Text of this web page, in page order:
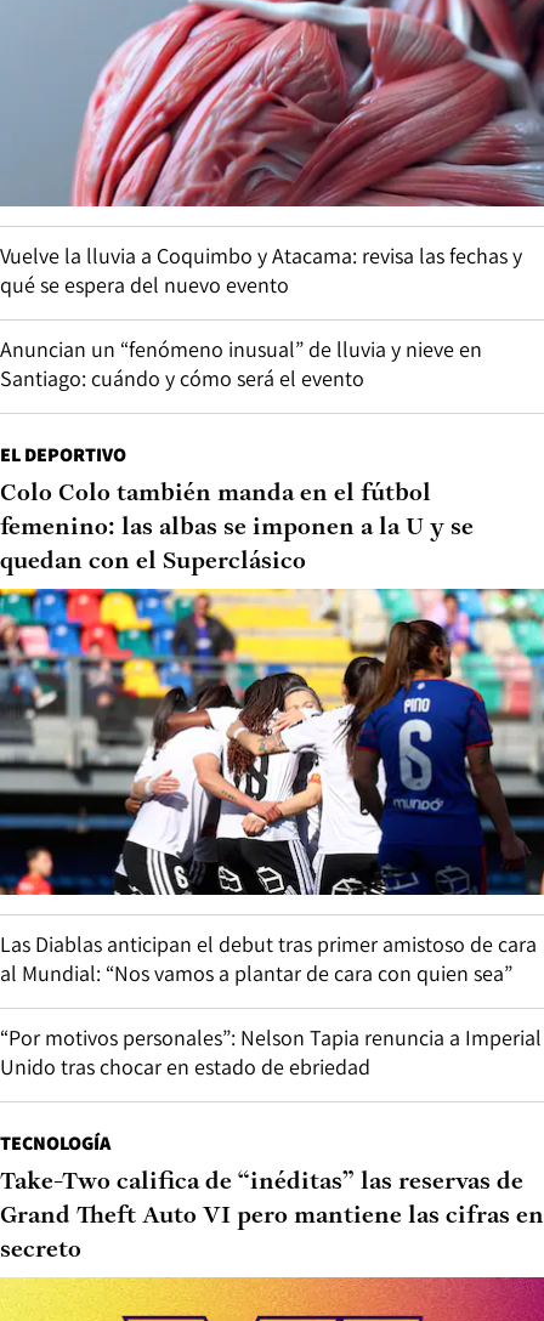
Vuelve la lluvia a Coquimbo y Atacama: revisa las fechas y
qué se espera del nuevo evento
Anuncian un “fenómeno inusual” de lluvia y nieve en
Santiago: cuándo y cómo será el evento
EL DEPORTIVO
Colo Colo también manda en el fútbol
femenino: las albas se imponen a la U y se
quedan con el Superclásico
Las Diablas anticipan el debut tras primer amistoso de cara
al Mundial: “Nos vamos a plantar de cara con quien sea”
“Por motivos personales”: Nelson Tapia renuncia a Imperial
Unido tras chocar en estado de ebriedad
TECNOLOGÍA
Take-Two califica de “inéditas” las reservas de
Grand Theft Auto VI pero mantiene las cifras en
secreto